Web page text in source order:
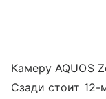
Камеру AQUOS
Сзади стоит 12-